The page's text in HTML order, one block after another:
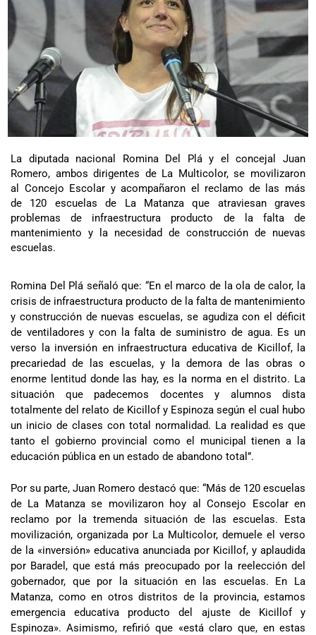
La diputada nacional Romina Del Plá y el concejal Juan
Romero, ambos dirigentes de La Multicolor, se movilizaron
al Concejo Escolar y acompañaron el reclamo de las más
de 120 escuelas de La Matanza que atraviesan graves
problemas de infraestructura producto de la falta de
mantenimiento y la necesidad de construcción de nuevas
escuelas.
Romina Del Plá señaló que: “En el marco de la ola de calor, la
crisis de infraestructura producto de la falta de mantenimiento
y construcción de nuevas escuelas, se agudiza con el déficit
de ventiladores y con la falta de suministro de agua. Es un
verso la inversión en infraestructura educativa de Kicillof, la
precariedad de las escuelas, y la demora de las obras o
enorme lentitud donde las hay, es la norma en el distrito. La
situación que padecemos docentes y alumnos dista
totalmente del relato de Kicillof y Espinoza según el cual hubo
un inicio de clases con total normalidad. La realidad es que
tanto el gobierno provincial como el municipal tienen a la
educación pública en un estado de abandono total”.
Por su parte, Juan Romero destacó que: “Más de 120 escuelas
de La Matanza se movilizaron hoy al Consejo Escolar en
reclamo por la tremenda situación de las escuelas. Esta
movilización, organizada por La Multicolor, demuele el verso
de la «inversión» educativa anunciada por Kicillof, y aplaudida
por Baradel, que está más preocupado por la reelección del
gobernador, que por la situación en las escuelas. En La
Matanza, como en otros distritos de la provincia, estamos
emergencia educativa producto del ajuste de Kicillof y
Espinoza». Asimismo, refirió que «está claro que, en estas